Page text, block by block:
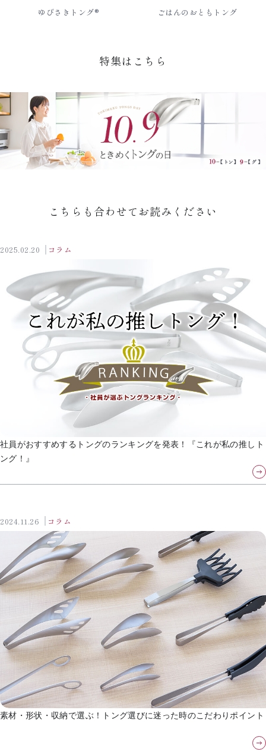
ゆびさきトング® ごはんのおともトング
特集はこちら
こちらも合わせてお読みください
2025.02.20 コラム
社員がおすすめするトングのランキングを発表！『これが私の推しト
ング！』
2024.11.26 コラム
素材・形状・収納で選ぶ！トング選びに迷った時のこだわりポイント